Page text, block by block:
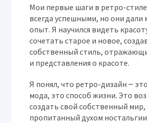
Мои первые шаги в ретро-
всегда успешными, но они дали
опыт. Я научился видеть
сочетать старое и новое,
собственный стиль,
и представления о красоте.
Я понял, что ретро-дизайн ౼
мода, это способ жизни. Это
создать свой собственный мир,
пропитанный духом